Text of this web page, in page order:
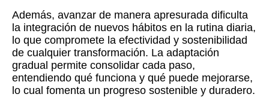
Además, avanzar de manera apresurada dificulta
la integración de nuevos hábitos en la rutina diaria,
lo que compromete la efectividad y sostenibilidad
de cualquier transformación. La adaptación
gradual permite consolidar cada paso,
entendiendo qué funciona y qué puede mejorarse,
lo cual fomenta un progreso sostenible y duradero.